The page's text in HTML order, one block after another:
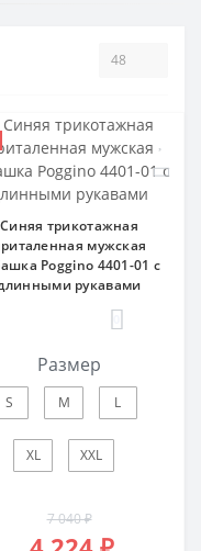
Синяя трикотажная
мужская
Poggino 4401-01 с
рукавами
Размер
S M L
XL XXL
7 040 ₽